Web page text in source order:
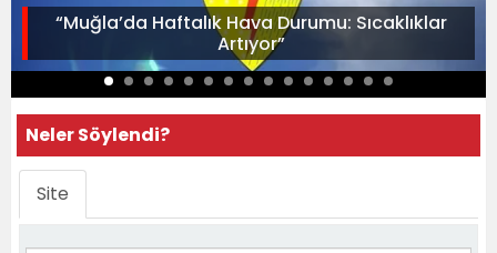
“Muğla’da Haftalık Hava Durumu: Sıcaklıklar
Artıyor”
Neler Söylendi?
Site